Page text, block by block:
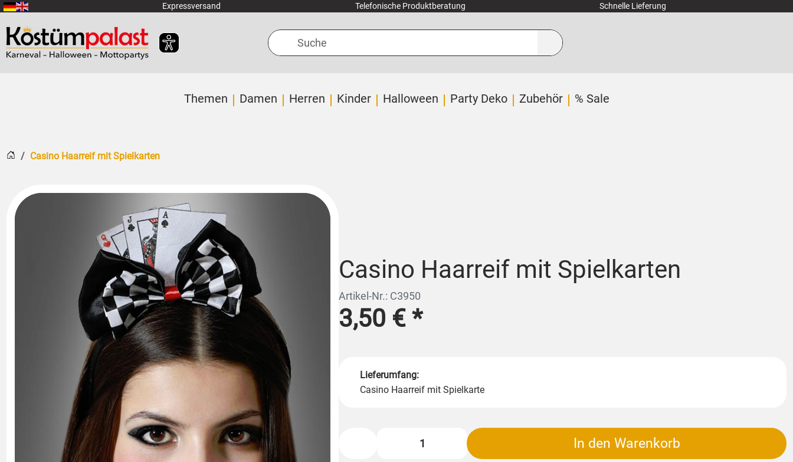
Zum Hauptinhalt springen Expressversand Telefonische Produktberatung Schnelle Lieferung
Suche
Themen Damen Herren Kinder Halloween Party Deko Zubehör % Sale
Startseite
Casino Haarreif mit Spielkarten
Casino Haarreif mit Spielkarten
Artikel-Nr.: C3950
3,50 €*
Lieferumfang:
Casino Haarreif mit Spielkarte
In den Warenkorb